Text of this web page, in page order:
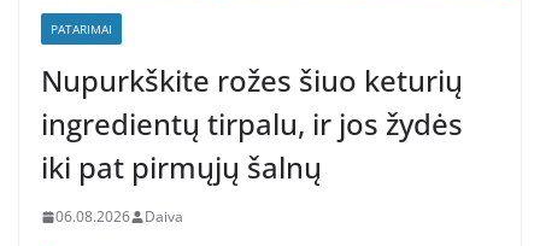
PATARIMAI
Nupurkškite rožes šiuo keturių
ingredientų tirpalu, ir jos žydės
iki pat pirmųjų šalnų
06.08.2026 Daiva